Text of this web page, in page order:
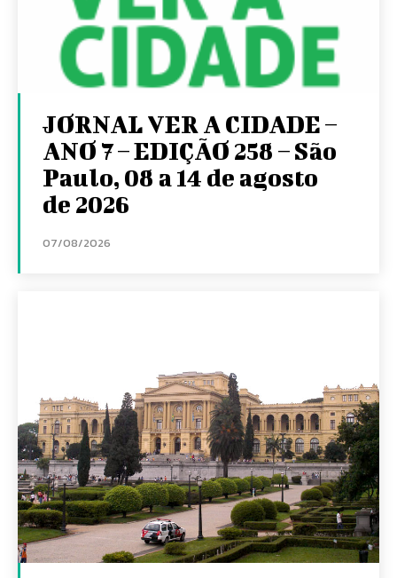
JORNAL VER A CIDADE –
ANO 7 – EDIÇÃO 258 – São
Paulo, 08 a 14 de agosto
de 2026
07/08/2026